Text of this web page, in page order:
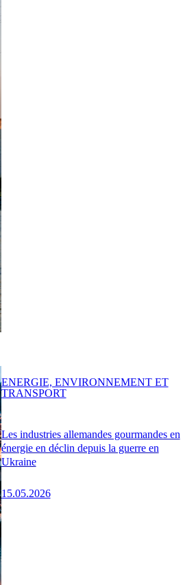
Les industries allemandes gourmandes en
énergie en déclin depuis la guerre en
Ukraine
15.05.2026
ENERGIE, ENVIRONNEMENT ET
TRANSPORT